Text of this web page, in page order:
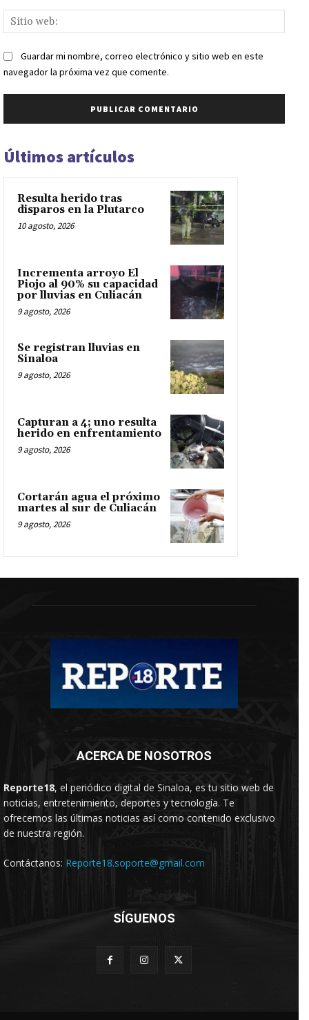
web:
Guardar mi nombre, correo electrónico y sitio web en este
navegador la próxima vez que comente.
Últimos artículos
Resulta herido tras
disparos en la Plutarco
10 agosto, 2026
Incrementa arroyo El
Piojo al 90% su capacidad
por lluvias en Culiacán
9 agosto, 2026
Se registran lluvias en
Sinaloa
9 agosto, 2026
Capturan a 4; uno resulta
herido en enfrentamiento
9 agosto, 2026
Cortarán agua el próximo
martes al sur de Culiacán
9 agosto, 2026
ACERCA DE NOSOTROS
Reporte18, el periódico digital de Sinaloa, es tu sitio web de
noticias, entretenimiento, deportes y tecnología. Te
ofrecemos las últimas noticias así como contenido exclusivo
de nuestra región.
Contáctanos: Reporte18.soporte@gmail.com
SÍGUENOS